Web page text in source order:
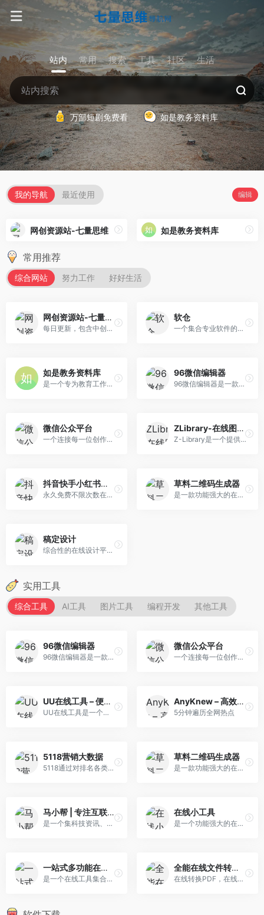
站内 常用 搜索 工具 社区 生活
万部短剧免费看 如是教务资料库
我的导航 最近使用 编辑
网创资源站-七量思维 如是教务资料库
常用推荐
综合网站 努力工作 好好生活
网创资源站-七量思维
每日更新，包含中创网，福缘网，冒泡网的网创资源，还有教程，软件，游戏，源码等资源！
软仓
一个集合专业软件的导航网站，免费下载供学习使用。
如是教务资料库
是一个专为教育工作者设计的综合性在线平台，旨在为广大教师提供丰富、专业、便捷的教务资源。
96微信编辑器
96微信编辑器是一款专业强大的微信公众平台在线编辑排版工具,96微信编辑器提供手机预览功能,让用户在微信图文文章内容排版,文本编辑,素材编辑上更加方便,在线免费使用的微信公众号编辑器。
微信公众平台
一个连接每一位创作者、商家与用户的强大数字生态。
ZLibrary-在线图书馆
Z-Library是一个提供免费电子书资源的在线图书馆网站，拥有丰富的资源和强大的检索功能。
抖音快手小红书去水印
永久免费不限次数在线视频去水印工具，支持抖音、快手、小红书等平台视频无水印下载，图片无水印下载，一键去除图片视频水印，快速批量下载高清视频和图片。
草料二维码生成器
是一款功能强大的在线二维码制作与管理工具。
稿定设计
综合性的在线设计平台，专注于为用户提供便捷、高效的设计服务。
实用工具
综合工具 AI工具 图片工具 编程开发 其他工具
96微信编辑器
96微信编辑器是一款专业强大的微信公众平台在线编辑排版工具,96微信编辑器提供手机预览功能,让用户在微信图文文章内容排版,文本编辑,素材编辑上更加方便,在线免费使用的微信公众号编辑器。
微信公众平台
一个连接每一位创作者、商家与用户的强大数字生态。
UU在线工具 – 便捷实用的工具集合站
UU在线工具是一个综合性在线工具网站，提供数百种各领域数据处理工具，旨在帮助用户更高效地处理各类数据，提高工作效率。
AnyKnew – 高效读资讯
5分钟遍历全网热点
5118营销大数据
5118通过对排名各类大数据挖掘,提供关键词挖掘,行业词库,站群权重监控,关键词排名监控,指数词,流量词挖掘工具等排名工作人员必备百度站长工具平台。
草料二维码生成器
是一款功能强大的在线二维码制作与管理工具。
马小帮 | 专注互联网经验分享！
是一个集科技资讯、软件资源分享、系统优化教程及互联网经验交流为一体的综合性网站。
在线小工具
是一个功能强大的在线小工具集合平台，致力于为用户提供各类便捷的在线工具服务。
一站式多功能在线工具平台
是一个在线工具集合网站，为用户提供便捷的在线工具和软件。我们提供健康查询、生活查询、娱乐工具、办公助手、图像工具、视频音频工具、生成工具、代码工具、学习工具、量表测试等几百个在线工具。
全能在线文件转换神器
在线转换PDF，在线转换文档，在线转换电子书，在线转换图像，在线转换视频，在线转换音频。